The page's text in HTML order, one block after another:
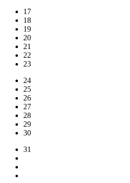
17
18
19
20
21
22
23
24
25
26
27
28
29
30
31